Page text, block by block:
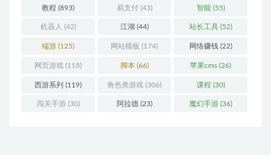
教程 (893) 易支付(43) 智能(55)
机器人 (42) 江湖 (44) 站长工具(52)
端游 (125) 网站模板 (174) 网络赚钱(22)
网页游戏 (118) 脚本(66) 苹果cms (26)
西游系列 (119) 角色类游戏 (306) 课程 (30)
闯关手游(30) 阿拉德(23) 魔幻手游(36)